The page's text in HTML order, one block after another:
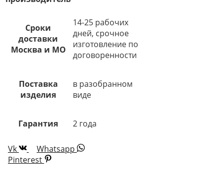
Сроки
доставки
Москва и МО
14-25 рабочих
дней, срочное
изготовление по
договоренности
Поставка
изделия
в разобранном
виде
Гарантия 2 года
Vk
Whatsapp
Pinterest